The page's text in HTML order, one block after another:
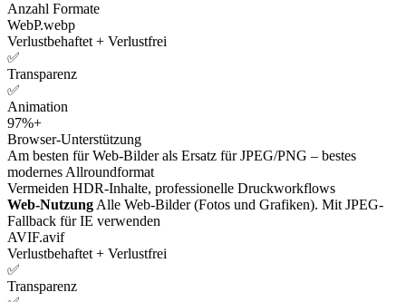
Anzahl Formate
WebP.webp
Verlustbehaftet + Verlustfrei
✅
Transparenz
✅
Animation
97%+
Browser-Unterstützung
Am besten für Web-Bilder als Ersatz für JPEG/PNG – bestes
modernes Allroundformat
Vermeiden HDR-Inhalte, professionelle Druckworkflows
Web-NutzungAlle Web-Bilder (Fotos und Grafiken). Mit JPEG-
Fallback für IE verwenden
AVIF.avif
Verlustbehaftet + Verlustfrei
✅
Transparenz